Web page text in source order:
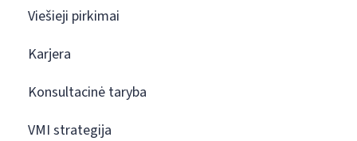
Viešieji pirkimai
Karjera
Konsultacinė taryba
VMI strategija